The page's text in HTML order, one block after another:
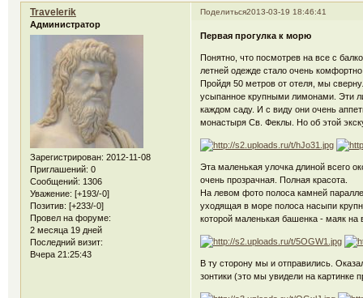
Поделиться2013-03-19 18:46:41
Travelerik
Администратор
Зарегистрирован: 2012-11-08
Приглашений: 0
Сообщений: 1306
Уважение: [+193/-0]
Позитив: [+233/-0]
Провел на форуме:
2 месяца 19 дней
Последний визит:
Вчера 21:25:43
Первая прогулка к морю
Понятно, что посмотрев на все с
летней одежде стало очень
Пройдя 50 метров от отеля, мы
усыпанное крупными лимонами. Эти
каждом саду. И с виду они очень
монастыря Св. Феклы. Но об этой
Эта маленькая улочка длиной всего
очень прозрачная. Полная красота.
На левом фото полоса камней
уходящая в море полоса насыпи
которой маленькая башенка - маяк на
В ту сторону мы и отправились.
зонтики (это мы увидели на картинке